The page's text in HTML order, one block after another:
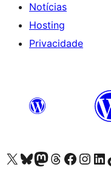
Notícias
Hosting
Privacidade
Visite a nossa conta X (antigo Twitter)
Visit our Bluesky account
Visit our Mastodon account
Visit our Threads account
Visite a nossa página
Visite a nossa
Visite a